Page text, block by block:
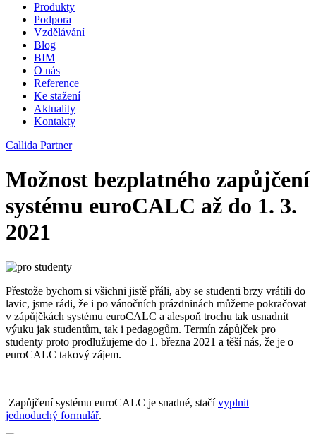
Produkty
Podpora
Vzdělávání
Blog
BIM
O nás
Reference
Ke stažení
Aktuality
Kontakty
Callida Partner
Možnost bezplatného zapůjčení
systému euroCALC až do 1. 3.
2021
Přestože bychom si všichni jistě přáli, aby se studenti brzy vrátili do
lavic, jsme rádi, že i po vánočních prázdninách můžeme pokračovat
v zápůjčkách systému euroCALC a alespoň trochu tak usnadnit
výuku jak studentům, tak i pedagogům. Termín zápůjček pro
studenty proto prodlužujeme do 1. března 2021 a těší nás, že je o
euroCALC takový zájem.
Zapůjčení systému euroCALC je snadné, stačívyplnit
jednoduchý formulář.